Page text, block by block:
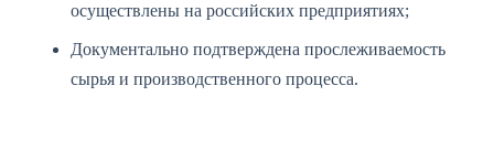
осуществлены на российских предприятиях;
Документально подтверждена прослеживаемость
сырья и производственного процесса.